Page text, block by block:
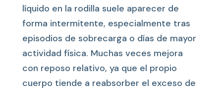
líquido en la rodilla suele aparecer de
forma intermitente, especialmente tras
episodios de sobrecarga o días de mayor
actividad física. Muchas veces mejora
con reposo relativo, ya que el propio
cuerpo tiende a reabsorber el exceso de